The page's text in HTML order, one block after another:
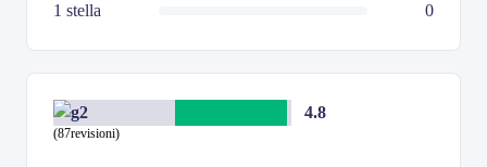
1 stella 0
4.8
(87revisioni)